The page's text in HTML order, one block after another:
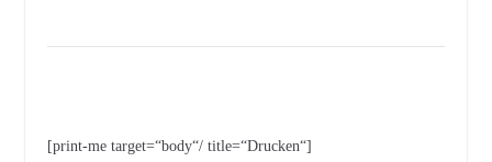
[print-me target=“body“/ title=“Drucken“]